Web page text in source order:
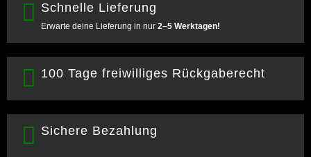
Schnelle Lieferung
Erwarte deine Lieferung in nur 2–5 Werktagen!
100 Tage freiwilliges Rückgaberecht
Sichere Bezahlung